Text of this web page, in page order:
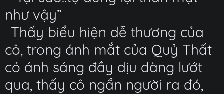
như vậy”
Thấy biểu hiện dễ thương của
cô, trong ánh mắt của Quỷ Thất
có ánh sáng đầy dịu dàng lướt
qua, thấy cô ngẩn người ra đó,